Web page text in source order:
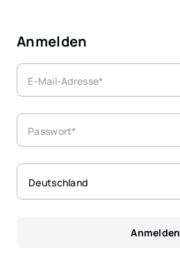
Anmelden
E-Mail-Adresse*
Passwort*
Deutschland
Anmelden